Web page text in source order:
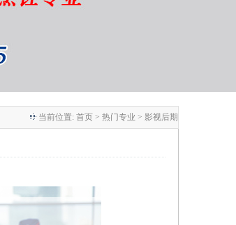
当前位置: 首页 > 热门专业 > 影视后期